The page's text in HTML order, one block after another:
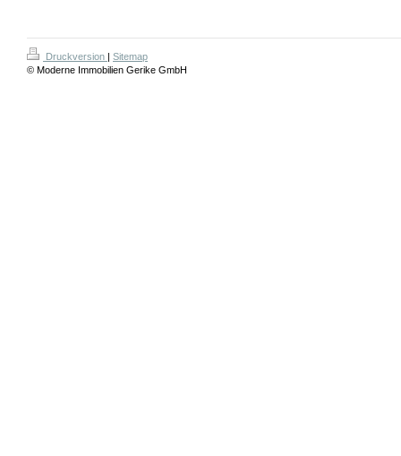
Druckversion | Sitemap
© Moderne Immobilien Gerike GmbH